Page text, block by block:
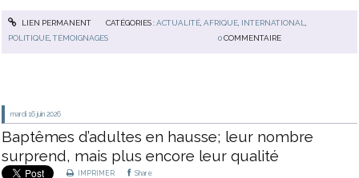
LIEN PERMANENT CATÉGORIES :ACTUALITÉ, AFRIQUE, INTERNATIONAL,
POLITIQUE ,TÉMOIGNAGES 0 COMMENTAIRE
mardi 16 juin 2026
Baptêmes d’adultes en hausse; leur nombre
surprend, mais plus encore leur qualité
IMPRIMER Share